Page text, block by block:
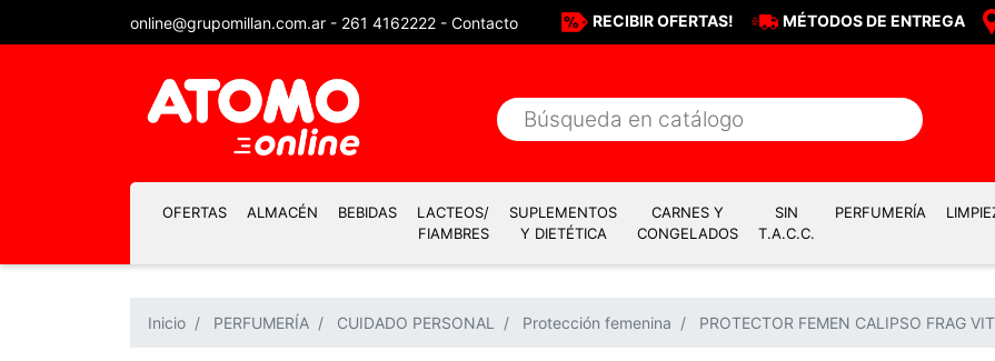
online@grupomillan.com.ar - 261 4162222 - Contacto RECIBIR OFERTAS! MÉTODOS DE ENTREGA
OFERTAS ALMACÉN BEBIDAS
LACTEOS/
FIAMBRES
SUPLEMENTOS
Y DIETÉTICA
CARNES Y
CONGELADOS
SIN
T.A.C.C.
PERFUMERÍA
Inicio PERFUMERÍA CUIDADO PERSONAL Protección femenina PROTECTOR FEMEN CALIPSO FRAG